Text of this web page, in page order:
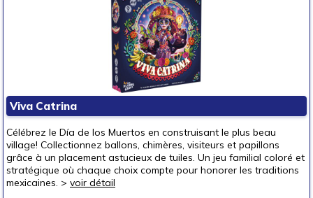
Viva Catrina
Célébrez le Día de los Muertos en construisant le plus beau
village! Collectionnez ballons, chimères, visiteurs et papillons
grâce à un placement astucieux de tuiles. Un jeu familial coloré et
stratégique où chaque choix compte pour honorer les traditions
mexicaines. > voir détail